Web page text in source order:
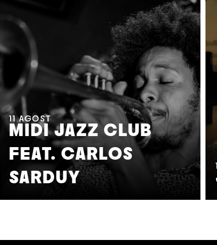
11 AGOST
MIDI JAZZ CLUB
FEAT. CARLOS
SARDUY